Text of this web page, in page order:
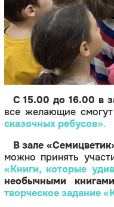
С 15.00 до 16.00 в
все желающие
сказочных ребусов».
В зале
можно принять
«Книги, которые
необычными
творческое задание